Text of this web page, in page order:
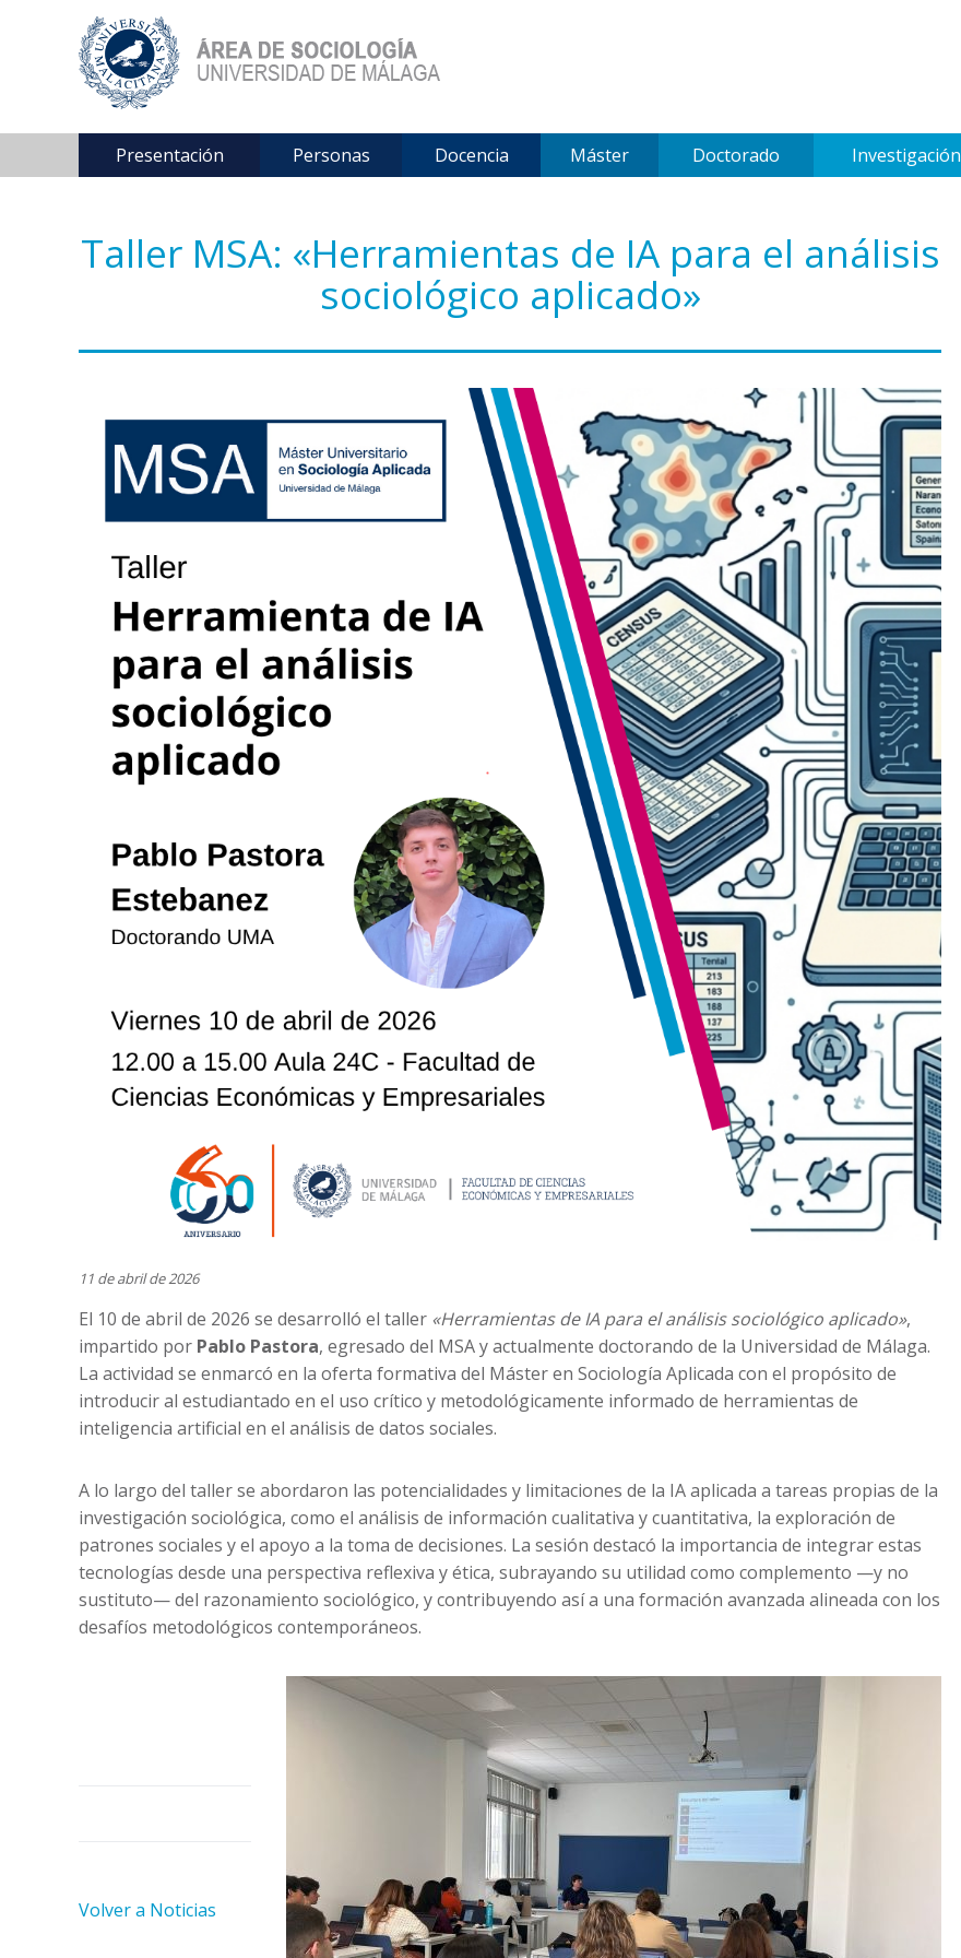
Presentación Personas Docencia Máster Doctorado Investigación
Taller MSA: «Herramientas de IA para el análisis
sociológico aplicado»
11 de abril de 2026
El 10 de abril de 2026 se desarrolló el taller «Herramientas de IA para el análisis sociológico aplicado»,
impartido por Pablo Pastora, egresado del MSA y actualmente doctorando de la Universidad de Málaga.
La actividad se enmarcó en la oferta formativa del Máster en Sociología Aplicada con el propósito de
introducir al estudiantado en el uso crítico y metodológicamente informado de herramientas de
inteligencia artificial en el análisis de datos sociales.
A lo largo del taller se abordaron las potencialidades y limitaciones de la IA aplicada a tareas propias de la
investigación sociológica, como el análisis de información cualitativa y cuantitativa, la exploración de
patrones sociales y el apoyo a la toma de decisiones. La sesión destacó la importancia de integrar estas
tecnologías desde una perspectiva reflexiva y ética, subrayando su utilidad como complemento —y no
sustituto— del razonamiento sociológico, y contribuyendo así a una formación avanzada alineada con los
desafíos metodológicos contemporáneos.
Volver a Noticias